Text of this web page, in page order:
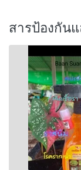
สารป้องกัน